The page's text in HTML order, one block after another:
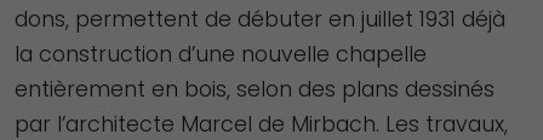
dons, permettent de débuter en juillet 1931 déjà
la construction d’une nouvelle chapelle
entièrement en bois, selon des plans dessinés
par l’architecte Marcel de Mirbach. Les travaux,